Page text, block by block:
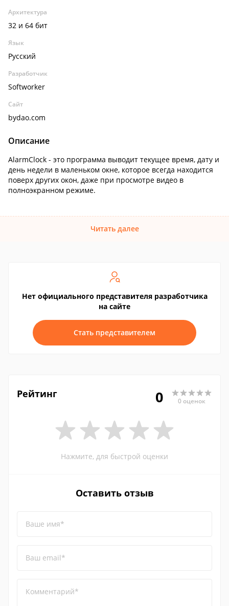
Архитектура
32 и 64 бит
Язык
Русский
Разработчик
Softworker
Сайт
bydao.com
Описание
AlarmClock - это программа выводит текущее время, дату и
день недели в маленьком окне, которое всегда находится
поверх других окон, даже при просмотре видео в
полноэкранном режиме.
Читать далее
Нет официального представителя разработчика
на сайте
Стать представителем
Рейтинг 0 0 оценок
Нажмите, для быстрой оценки
Оставить отзыв
Ваше имя*
Ваш email*
Комментарий*